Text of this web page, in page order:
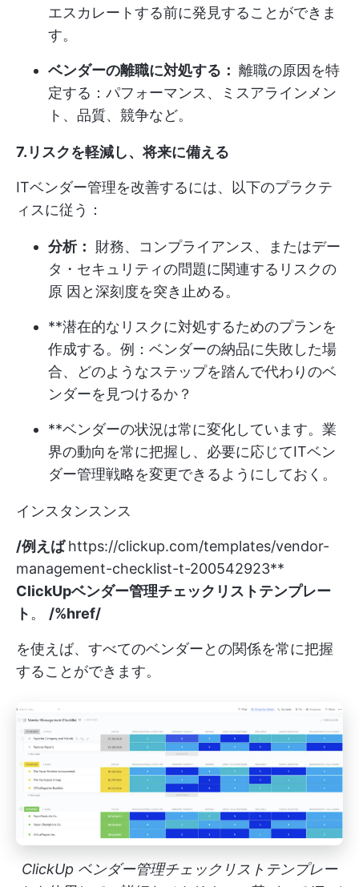
エスカレートする前に発見することができま
す。
ベンダーの離職に対処する： 離職の原因を特
定する：パフォーマンス、ミスアラインメン
ト、品質、競争など。
7.リスクを軽減し、将来に備える
ITベンダー管理を改善するには、以下のプラクテ
ィスに従う：
分析：
財務、コンプライアンス、またはデー
タ・セキュリティの問題に関連するリスクの
原 因と深刻度を突き止める。
**潜在的なリスクに対処するためのプランを
作成する。例：ベンダーの納品に失敗した場
合、どのようなステップを踏んで代わりのベ
ンダーを見つけるか？
**ベンダーの状況は常に変化しています。業
界の動向を常に把握し、必要に応じてITベン
ダー管理戦略を変更できるようにしておく。
インスタンスンス
/例えばhttps://clickup.com/templates/vendor-
management-checklist-t-200542923**
ClickUpベンダー管理チェックリストテンプレー
ト 。 /%href/
を使えば、すべてのベンダーとの関係を常に把握
することができます。
ClickUp ベンダー管理チェックリストテンプレー